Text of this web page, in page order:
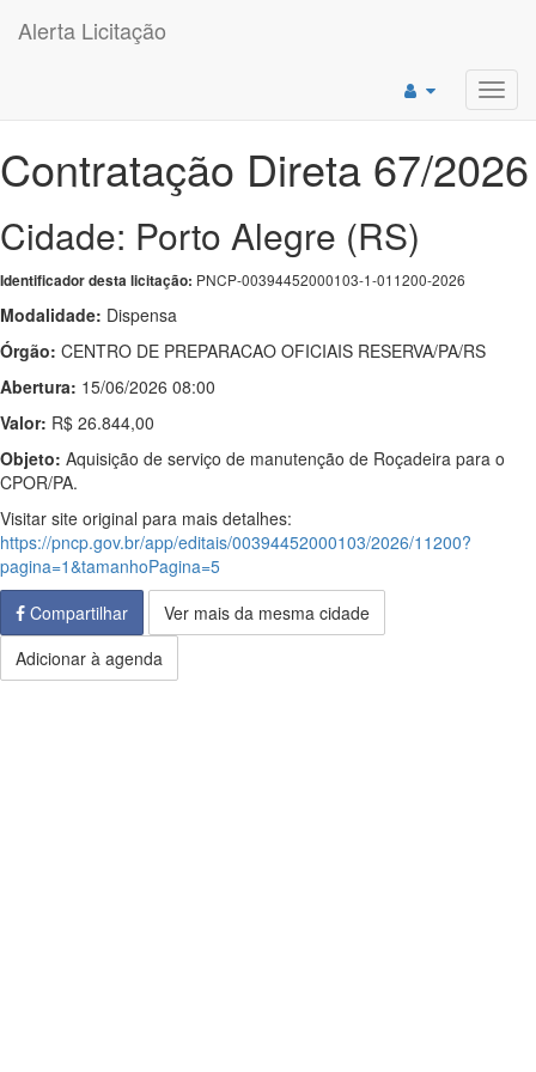
Alerta Licitação
Contratação Direta 67/2026
Cidade: Porto Alegre (RS)
Identificador desta licitação: PNCP-00394452000103-1-011200-2026
Modalidade: Dispensa
Órgão: CENTRO DE PREPARACAO OFICIAIS RESERVA/PA/RS
Abertura: 15/06/2026 08:00
Valor: R$ 26.844,00
Objeto: Aquisição de serviço de manutenção de Roçadeira para o
CPOR/PA.
Visitar site original para mais detalhes:
https://pncp.gov.br/app/editais/00394452000103/2026/11200?
pagina=1&tamanhoPagina=5
Compartilhar
Ver mais da mesma cidade
Adicionar à agenda